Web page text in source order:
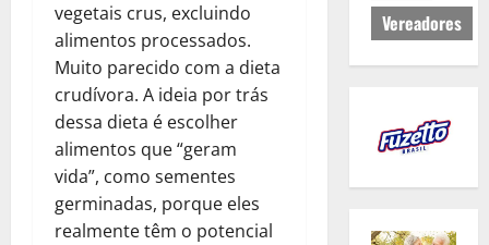
vegetais crus, excluindo
alimentos processados.
Muito parecido com a dieta
crudívora. A ideia por trás
dessa dieta é escolher
alimentos que “geram
vida”, como sementes
germinadas, porque eles
realmente têm o potencial
Vereadores